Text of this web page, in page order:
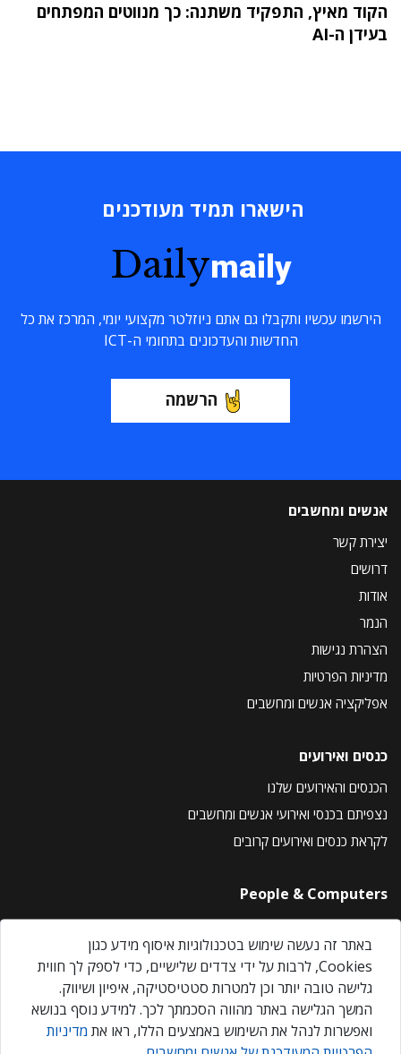
הקוד מאיץ, התפקיד משתנה: כך מנווטים המפתחים
בעידן ה-AI
הישארו תמיד מעודכנים
Dailymaily
הירשמו עכשיו ותקבלו גם אתם ניוזלטר מקצועי יומי, המרכז את כל
החדשות והעדכונים בתחומי ה-ICT
הרשמה
אנשים ומחשבים
יצירת קשר
דרושים
אודות
הנמר
הצהרת נגישות
מדיניות הפרטיות
אפליקציה אנשים ומחשבים
כנסים ואירועים
הכנסים והאירועים שלנו
נצפיתם בכנסי ואירועי אנשים ומחשבים
לקראת כנסים ואירועים קרובים
People & Computers
About Us
Privacy Policy
Contact Us
Our Events
באתר זה נעשה שימוש בטכנולוגיות איסוף מידע כגון
Cookies, לרבות על ידי צדדים שלישיים, כדי לספק לך חווית
גלישה טובה יותר וכן למטרות סטטיסטיקה, איפיון ושיווק.
המשך הגלישה באתר מהווה הסכמתך לכך. למידע נוסף בנושא
ואפשרות לנהל את השימוש באמצעים הללו, ראו את מדיניות